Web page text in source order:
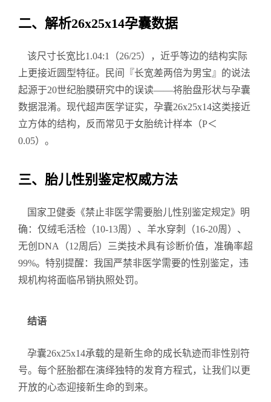
二、解析26x25x14孕囊数据
该尺寸长宽比1.04:1（26/25），近乎等边的结构实际
上更接近圆型特征。民间『长宽差两倍为男宝』的说法
起源于20世纪胎膜研究中的误读——将胎盘形状与孕囊
数据混淆。现代超声医学证实，孕囊26x25x14这类接近
立方体的结构，反而常见于女胎统计样本（P＜
0.05）。
三、胎儿性别鉴定权威方法
国家卫健委《禁止非医学需要胎儿性别鉴定规定》明
确：仅绒毛活检（10-13周）、羊水穿刺（16-20周）、
无创DNA（12周后）三类技术具有诊断价值，准确率超
99%。特别提醒：我国严禁非医学需要的性别鉴定，违
规机构将面临吊销执照处罚。
结语
孕囊26x25x14承载的是新生命的成长轨迹而非性别符
号。每个胚胎都在演绎独特的发育方程式，让我们以更
开放的心态迎接新生命的到来。